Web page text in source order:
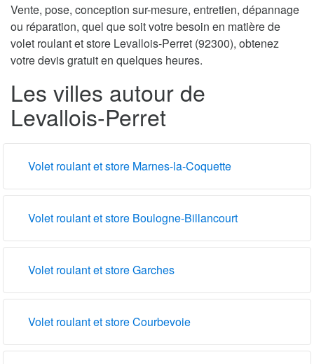
Vente, pose, conception sur-mesure, entretien, dépannage
ou réparation, quel que soit votre besoin en matière de
volet roulant et store Levallois-Perret (92300), obtenez
votre devis gratuit en quelques heures.
Les villes autour de
Levallois-Perret
Volet roulant et store Marnes-la-Coquette
Volet roulant et store Boulogne-Billancourt
Volet roulant et store Garches
Volet roulant et store Courbevoie